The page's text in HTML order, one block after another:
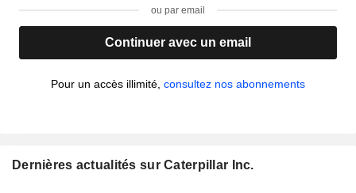
ou par email
Continuer avec un email
Pour un accès illimité, consultez nos abonnements
Dernières actualités sur Caterpillar Inc.